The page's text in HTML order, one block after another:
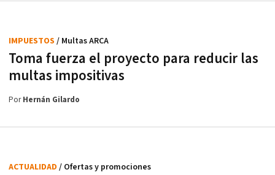
Toma fuerza el proyecto para reducir las
multas impositivas
IMPUESTOS / Multas ARCA
PorHernán Gilardo
ACTUALIDAD / Ofertas y promociones